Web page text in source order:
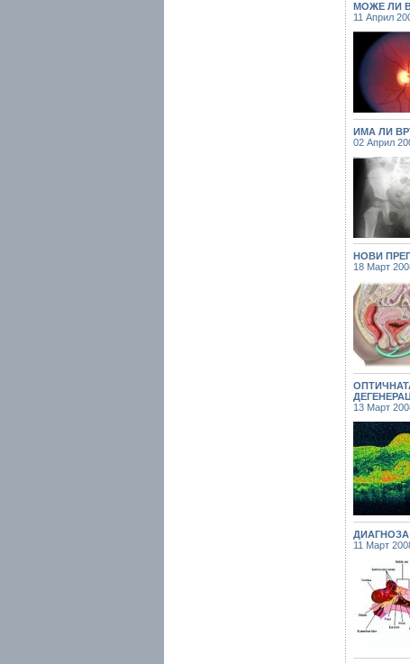
МОЖЕ ЛИ
11 Април
ИМА ЛИ
02 Април
НОВИ
18 Март
13 Март
11 Март